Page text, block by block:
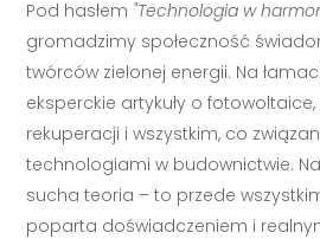
Pod hasłem "Technologia w
gromadzimy społeczność
twórców zielonej energii. Na
eksperckie artykuły o
rekuperacji i wszystkim, co
technologiami w budownictwie.
sucha teoria – to przede
poparta doświadczeniem i